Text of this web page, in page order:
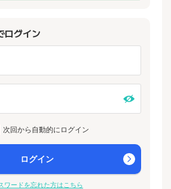
ログイン
次回から自動的にログイン
ログイン
ワードを忘れた方はこちら